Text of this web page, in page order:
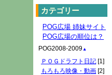
カテゴリー
POG広場 姉妹サイト
POG広場の順位は？
POG2008-2009 ▲
ＰＯＧドラフト日記 [1]
もろもろ映像・動画 [2]